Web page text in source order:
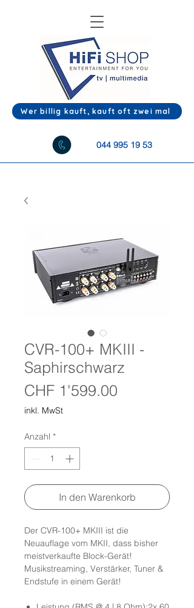
044 995 19 53
Wer billig kauft, kauft oft zwei mal
CVR-100+ MKIII -
Saphirschwarz
CHF 1'599.00
inkl. MwSt
Anzahl *
In den Warenkorb
Der CVR-100+ MKIII ist die
Neuauflage vom MKII, dass bisher
meistverkaufte Block-Gerät!
Musikstreaming, Verstärker, Tuner &
Endstufe in einem Gerät!